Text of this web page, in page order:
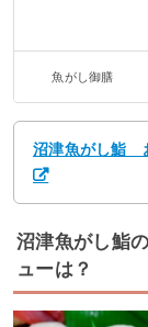
魚がし御膳
沼津魚がし鮨
沼津魚がし鮨
ューは？